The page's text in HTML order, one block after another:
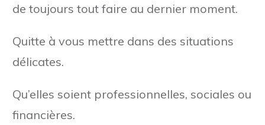
de toujours tout faire au dernier moment.
Quitte à vous mettre dans des situations
délicates.
Qu’elles soient professionnelles, sociales ou
financières.